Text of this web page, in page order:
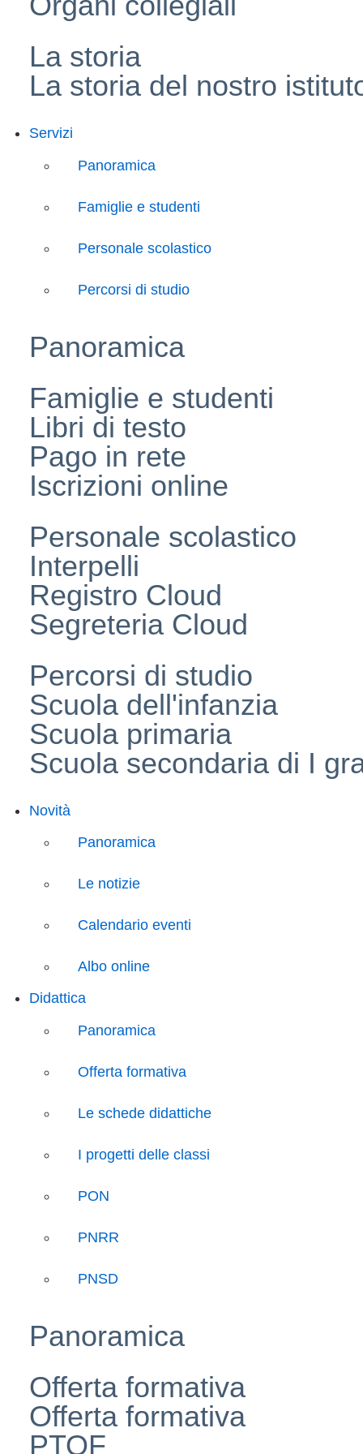
La storia
La storia del nostro
Servizi
Panoramica
Famiglie e studenti
Personale scolastico
Percorsi di studio
Panoramica
Famiglie e studenti
Libri di testo
Pago in rete
Iscrizioni online
Personale scolastico
Interpelli
Registro Cloud
Segreteria Cloud
Percorsi di studio
Scuola dell'infanzia
Scuola primaria
Scuola secondaria di I
Novità
Panoramica
Le notizie
Calendario eventi
Albo online
Didattica
Panoramica
Offerta formativa
Le schede didattiche
I progetti delle classi
PON
PNRR
PNSD
Panoramica
Offerta formativa
Offerta formativa
PTOF